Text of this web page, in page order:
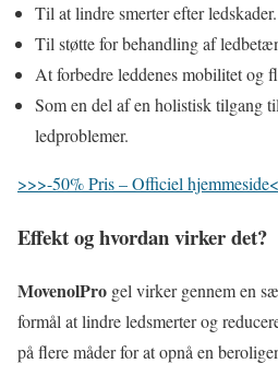
Til at lindre smerter efter ledskader.
Til støtte for behandling af
At forbedre leddenes mobilitet og
Som en del af en holistisk tilgang
ledproblemer.
>>>-50% Pris – Officiel
Effekt og hvordan virker det?
MovenolPro gel virker gennem en
formål at lindre ledsmerter og
på flere måder for at opnå en